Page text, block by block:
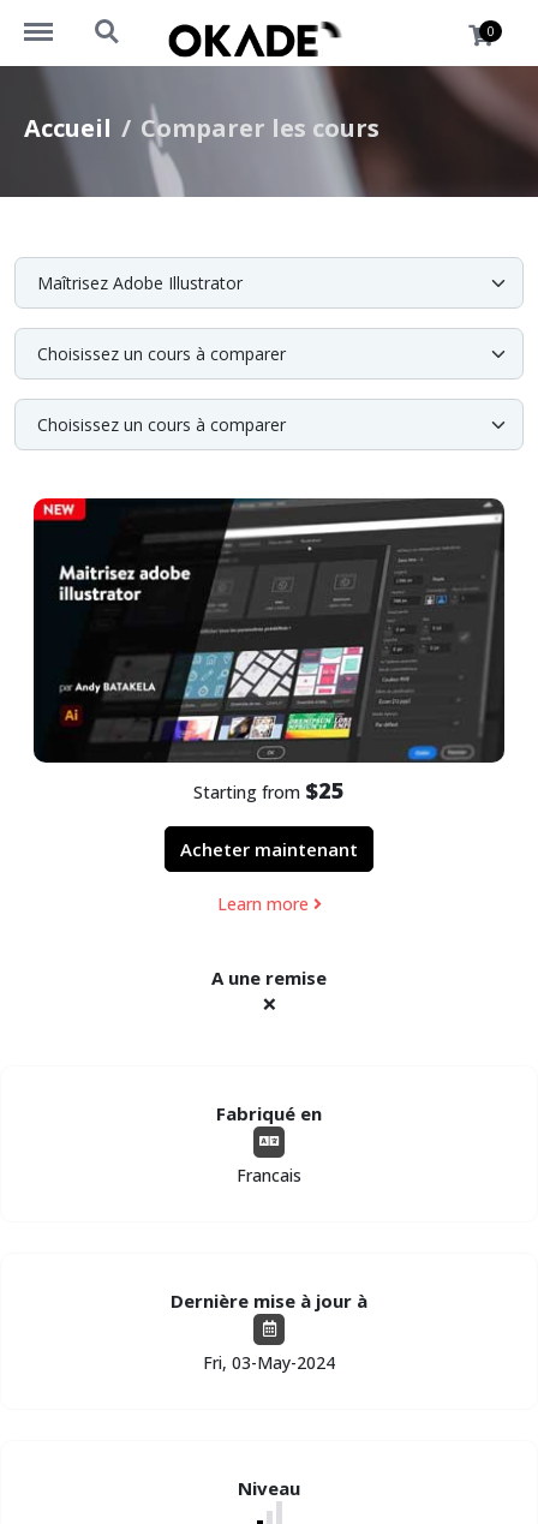
https://okademy.africa/menu
https://okademy.africa/search 0
Accueil Comparer les cours
Starting from $25
Acheter maintenant
Learn more
A une remise
❌
Fabriqué en
Francais
Dernière mise à jour à
Fri, 03-May-2024
Niveau